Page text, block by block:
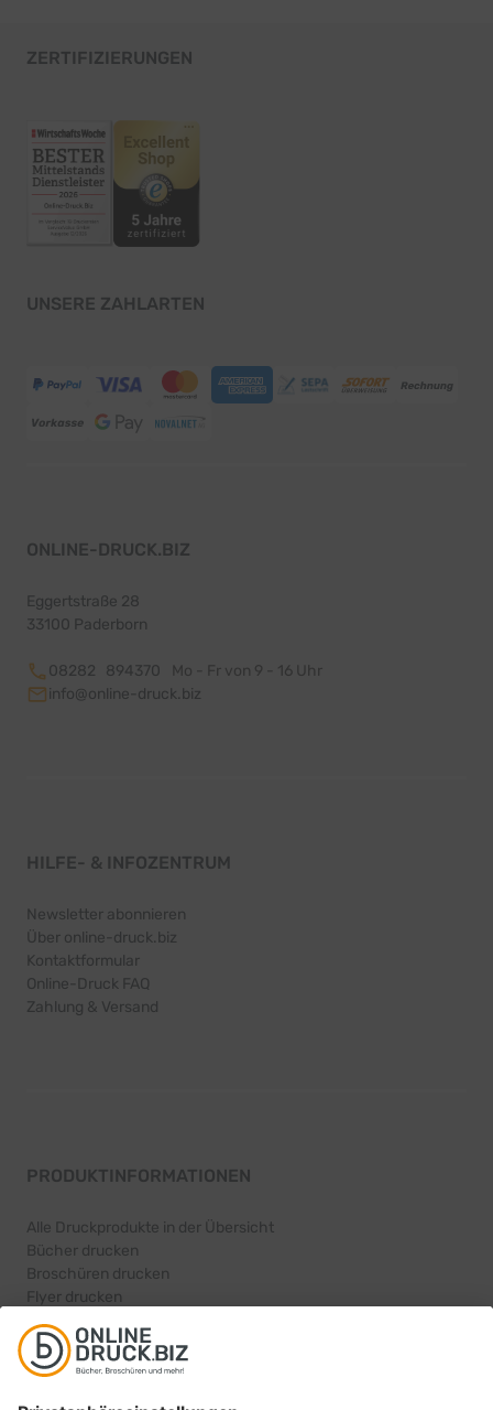
ZERTIFIZIERUNGEN
UNSERE ZAHLARTEN
ONLINE-DRUCK.BIZ
Eggertstraße 28
33100 Paderborn
08282 894370
Mo - Fr von 9 - 16 Uhr
info@online-druck.biz
HILFE- & INFOZENTRUM
Newsletter abonnieren
Über online-druck.biz
Kontaktformular
Online-Druck FAQ
Zahlung & Versand
PRODUKTINFORMATIONEN
Alle Druckprodukte in der Übersicht
Bücher drucken
Broschüren drucken
Flyer drucken
Karten drucken